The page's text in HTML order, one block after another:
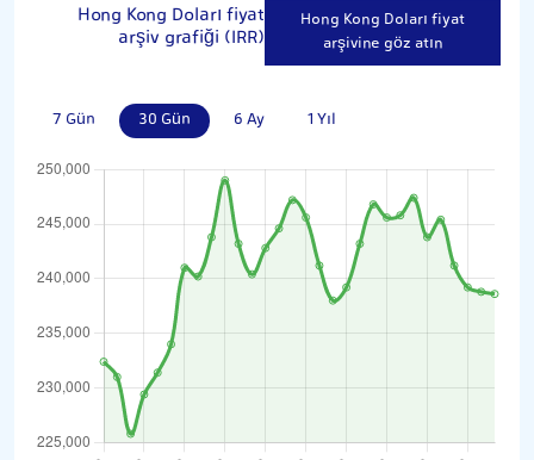
Hong Kong Doları fiyat
arşiv grafiği (IRR)
Hong Kong Doları fiyat
arşivine göz atın
7 Gün 30 Gün 6 Ay 1 Yıl